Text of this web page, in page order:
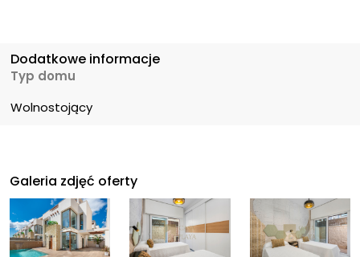
Dodatkowe informacje
Typ domu
Wolnostojący
Galeria zdjęć oferty